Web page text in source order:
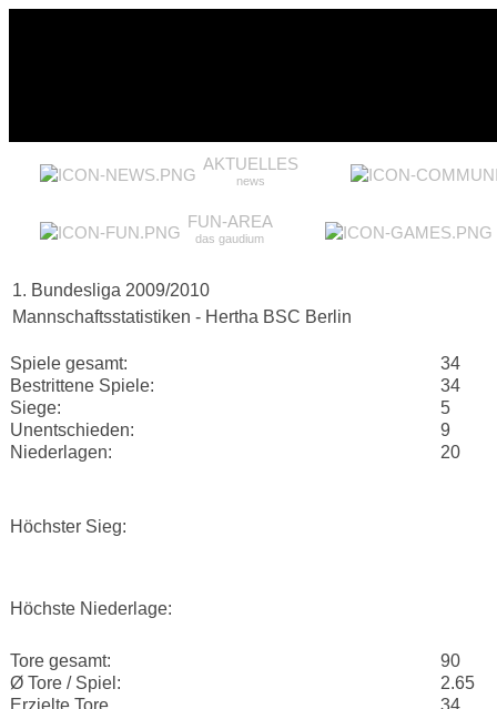
AKTUELLES
news
FUN-AREA
das gaudium
1. Bundesliga 2009/2010
Mannschaftsstatistiken - Hertha BSC Berlin
Spiele gesamt:
34
Bestrittene Spiele:
34
Siege:
5
Unentschieden:
9
Niederlagen:
20
Höchster Sieg:
Höchste Niederlage:
Tore gesamt:
90
Ø Tore / Spiel:
2.65
Erzielte Tore
34